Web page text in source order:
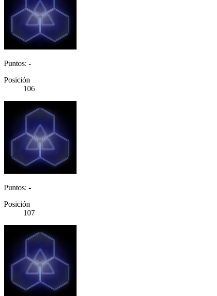
Puntos: -
Posición
106
Puntos: -
Posición
107